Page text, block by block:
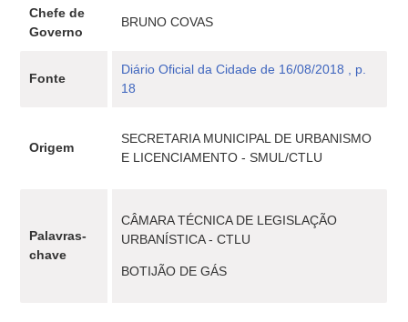
Chefe de
Governo
BRUNO COVAS
Fonte
Diário Oficial da Cidade de 16/08/2018 , p.
18
Origem
SECRETARIA MUNICIPAL DE URBANISMO
E LICENCIAMENTO - SMUL/CTLU
Palavras-
chave
CÂMARA TÉCNICA DE LEGISLAÇÃO
URBANÍSTICA - CTLU
BOTIJÃO DE GÁS